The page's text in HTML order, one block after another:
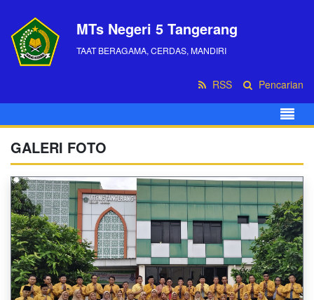
MTs Negeri 5 Tangerang
TAAT BERAGAMA, CERDAS, MANDIRI
RSS Pencarian
GALERI FOTO